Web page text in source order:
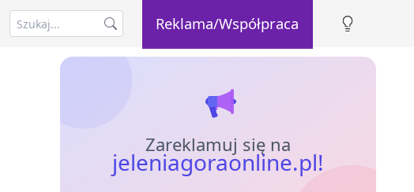
Reklama/Współpraca
Zareklamuj się na
jeleniagoraonline.pl!